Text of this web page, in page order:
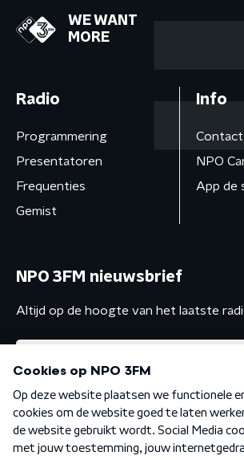
WE WANT
MORE
Radio
Programmering
Presentatoren
Frequenties
Gemist
Info
Contact
NPO
App de
NPO 3FM nieuwsbrief
Altijd op de hoogte van het laatste
Algemene voorwaarden Privacybeleid